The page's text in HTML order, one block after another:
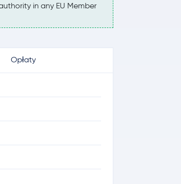
in any EU Member
Opłaty